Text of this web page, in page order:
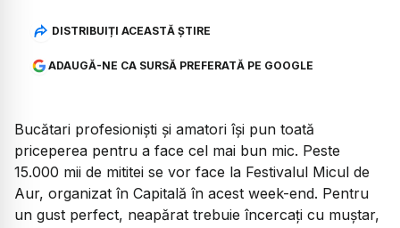
DISTRIBUIȚI ACEASTĂ ȘTIRE
ADAUGĂ-NE CA SURSĂ PREFERATĂ PE GOOGLE
Bucătari profesioniști și amatori își pun toată
priceperea pentru a face cel mai bun mic. Peste
15.000 mii de mititei se vor face la Festivalul Micul de
Aur, organizat în Capitală în acest week-end. Pentru
un gust perfect, neapărat trebuie încercați cu muștar,